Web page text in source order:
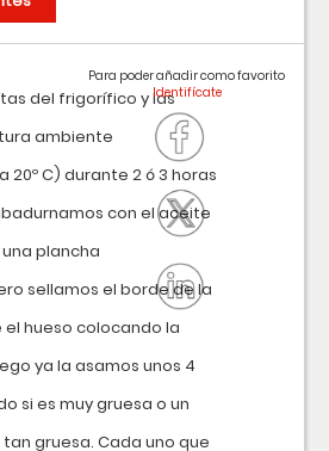
del frigorífico y las
ambiente
C) durante 2 ó 3 horas
con el aceite
plancha
sellamos el borde de la
hueso colocando la
ya la asamos unos 4
si es muy gruesa o un
gruesa. Cada uno que
Para poder añadir como favorito